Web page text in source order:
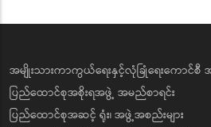
အမျိုးသားကာကွယ်ရေးနှင့်လုံခြုံရေးကောင်စီ
ပြည်ထောင်စုအစိုးရအဖွဲ့ အမည်စာရင်း
ပြည်ထောင်စုအဆင့် ရုံး၊ အဖွဲ့အစည်းများ